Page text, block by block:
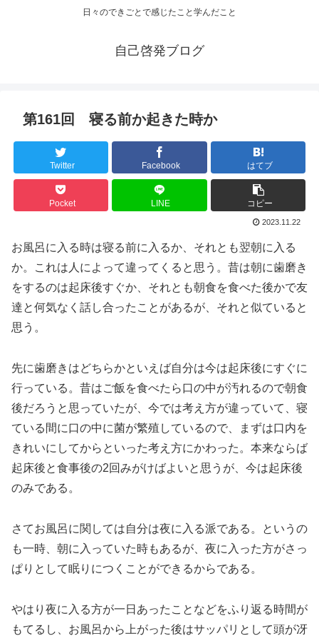
日々のできごとで感じたこと学んだこと
自己啓発ブログ
第161回 寝る前か起きた時か
Twitter Facebook はてブ
Pocket LINE コピー
2023.11.22
お風呂に入る時は寝る前に入るか、それとも翌朝に入る
か。これは人によって違ってくると思う。昔は朝に歯磨き
をするのは起床後すぐか、それとも朝食を食べた後かで友
達と何気なく話し合ったことがあるが、それと似ていると
思う。
先に歯磨きはどちらかといえば自分は今は起床後にすぐに
行っている。昔はご飯を食べたら口の中が汚れるので朝食
後だろうと思っていたが、今では考え方が違っていて、寝
ている間に口の中に菌が繁殖しているので、まずは口内を
きれいにしてからといった考え方にかわった。本来ならば
起床後と食事後の2回みがけばよいと思うが、今は起床後
のみである。
さてお風呂に関しては自分は夜に入る派である。というの
も一時、朝に入っていた時もあるが、夜に入った方がさっ
ぱりとして眠りにつくことができるからである。
やはり夜に入る方が一日あったことなどをふり返る時間が
もてるし、お風呂から上がった後はサッパリとして頭が冴